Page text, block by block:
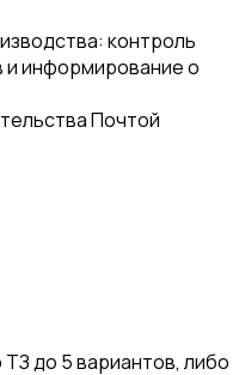
контроль
информирование о
Почтой
до 5 вариантов, либо